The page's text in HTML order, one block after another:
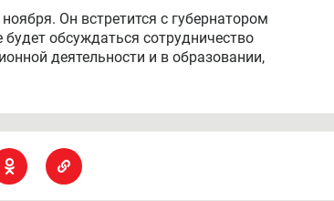
Он встретится с губернатором
обсуждаться сотрудничество
деятельности и в образовании,